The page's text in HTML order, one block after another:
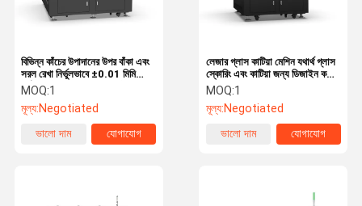
লেজার গ্লাস কাটিয়া মেশিন যথার্থ গ্লাস
স্কোরিং এবং কাটিয়া জন্য ডিজাইন করা
যা ডাউনস্ট্রিম প্রক্রিয়াকরণ এবং
সমাবেশ সক্ষম করে
MOQ:1
মূল্য:Negotiated
ভালো দাম
যোগাযোগ
বিভিন্ন কাঁচের উপাদানের উপর বাঁকা এবং
সরল রেখা নির্ভুলভাবে ±0.01 মিমি
পর্যন্ত কাটার জন্য উপযুক্ত মাল্টি
ফাংশনাল লেজার গ্লাস কাটিং মেশিন
MOQ:1
মূল্য:Negotiated
ভালো দাম
যোগাযোগ